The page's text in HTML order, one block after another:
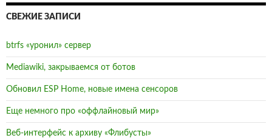
СВЕЖИЕ ЗАПИСИ
btrfs «уронил» сервер
Mediawiki, закрываемся от ботов
Обновил ESP Home, новые имена сенсоров
Еще немного про «оффлайновый мир»
Веб-интерфейс к архиву «Флибусты»